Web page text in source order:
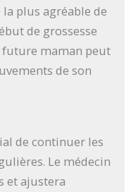
plus agréable de
de grossesse
maman peut
de son
de continuer les
Le médecin
et ajustera